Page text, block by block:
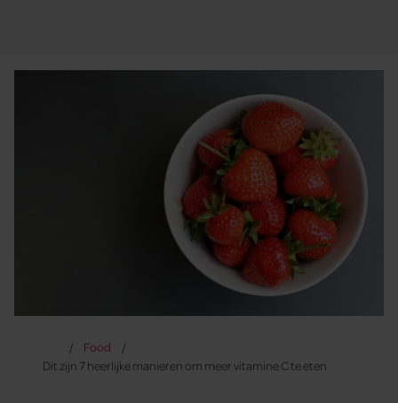
Food
Dit zijn 7 heerlijke manieren om meer vitamine C te eten